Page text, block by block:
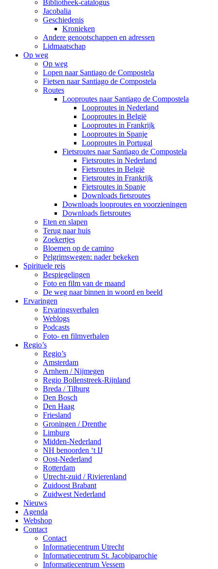
Bibliotheek-catalogus
Jacobalia
Geschiedenis
Kronieken
Andere genootschappen en adressen
Lidmaatschap
Op weg
Op weg
Lopen naar Santiago de Compostela
Fietsen naar Santiago de Compostela
Routes
Looproutes naar Santiago de Compostela
Looproutes in Nederland
Looproutes in België
Looproutes in Frankrijk
Looproutes in Spanje
Looproutes in Portugal
Fietsroutes naar Santiago de Compostela
Fietsroutes in Nederland
Fietsroutes in België
Fietsroutes in Frankrijk
Fietsroutes in Spanje
Downloads fietsroutes
Downloads looproutes en voorzieningen
Downloads fietsroutes
Eten en slapen
Terug naar huis
Zoekertjes
Bloemen op de camino
Pelgrimswegen: nader bekeken
Spirituele reis
Bespiegelingen
Foto en film van de maand
De weg naar binnen in woord en beeld
Ervaringen
Ervaringsverhalen
Weblogs
Podcasts
Foto- en filmverhalen
Regio’s
Regio’s
Amsterdam
Arnhem / Nijmegen
Regio Bollenstreek-Rijnland
Breda / Tilburg
Den Bosch
Den Haag
Friesland
Groningen / Drenthe
Limburg
Midden-Nederland
NH benoorden ‘t IJ
Oost-Nederland
Rotterdam
Utrecht-zuid / Rivierenland
Zuidoost Brabant
Zuidwest Nederland
Nieuws
Agenda
Webshop
Contact
Contact
Informatiecentrum Utrecht
Informatiecentrum St. Jacobiparochie
Informatiecentrum Vessem